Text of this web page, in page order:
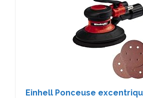
Einhell Ponceuse